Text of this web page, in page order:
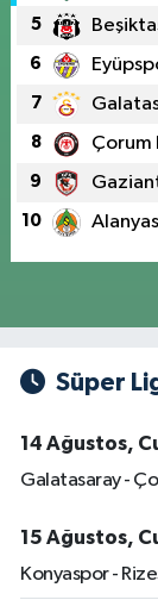
5
6
7
8 Çorum
9
10
Süper
14 Ağustos,
Galatasaray -
15 Ağustos,
Konyaspor -